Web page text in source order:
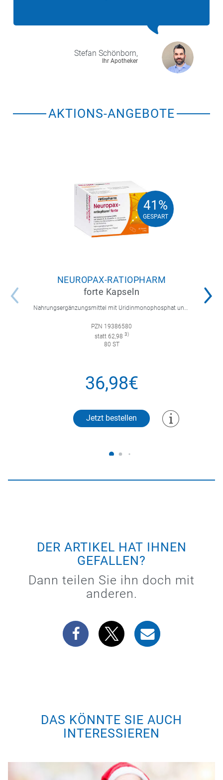
Stefan Schönborn,
Ihr Apotheker
AKTIONS-ANGEBOTE
41%
GESPART
41%
GESPART
NEUROPAX-RATIOPHARM
forte Kapseln
Nahrungsergänzungsmittel mit Uridinmonophosphat und B-Vitaminen zur Unterstützung der Nervenregeneration.
PZN 19386580
statt 62,98 3)
80 ST
36,98€
Jetzt bestellen
DER ARTIKEL HAT IHNEN
GEFALLEN?
Dann teilen Sie ihn doch mit
anderen.
DAS KÖNNTE SIE AUCH
INTERESSIEREN